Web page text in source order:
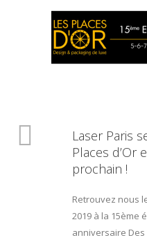
Laser Paris
Places d’Or
prochain !
Retrouvez nous
2019 à la 15ème
anniversaire Des